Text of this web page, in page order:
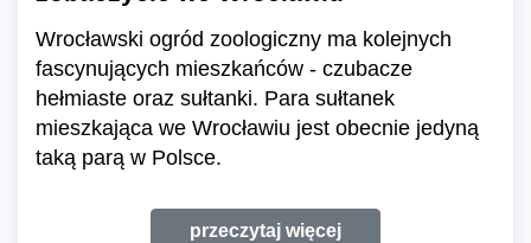
Wrocławski ogród zoologiczny ma kolejnych
fascynujących mieszkańców - czubacze
hełmiaste oraz sułtanki. Para sułtanek
mieszkająca we Wrocławiu jest obecnie jedyną
taką parą w Polsce.
przeczytaj więcej